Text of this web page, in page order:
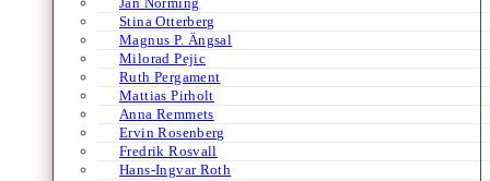
Stina Otterberg
Magnus P. Ängsal
Milorad Pejic
Ruth Pergament
Mattias Pirholt
Anna Remmets
Ervin Rosenberg
Fredrik Rosvall
Hans-Ingvar Roth